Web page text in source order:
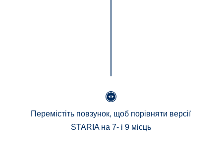
Перемістіть повзунок, щоб порівняти версії
STARIA на 7- і 9 місць